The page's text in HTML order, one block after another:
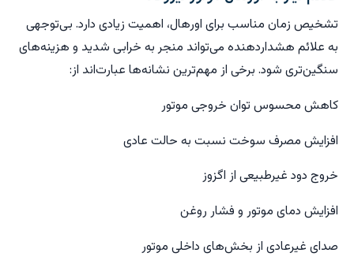
تشخیص زمان مناسب برای اورهال، اهمیت زیادی دارد. بی‌توجهی
به علائم هشداردهنده می‌تواند منجر به خرابی شدید و هزینه‌های
سنگین‌تری شود. برخی از مهم‌ترین نشانه‌ها عبارت‌اند از:
کاهش محسوس توان خروجی موتور
افزایش مصرف سوخت نسبت به حالت عادی
خروج دود غیرطبیعی از اگزوز
افزایش دمای موتور و فشار روغن
صدای غیرعادی از بخش‌های داخلی موتور